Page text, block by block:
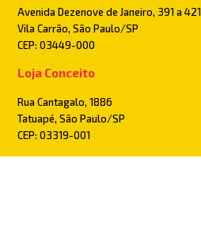
Avenida Dezenove de Janeiro, 391 a 421
Vila Carrão, São Paulo/SP
CEP: 03449-000
Loja Conceito
Rua Cantagalo, 1886
Tatuapé, São Paulo/SP
CEP: 03319-001